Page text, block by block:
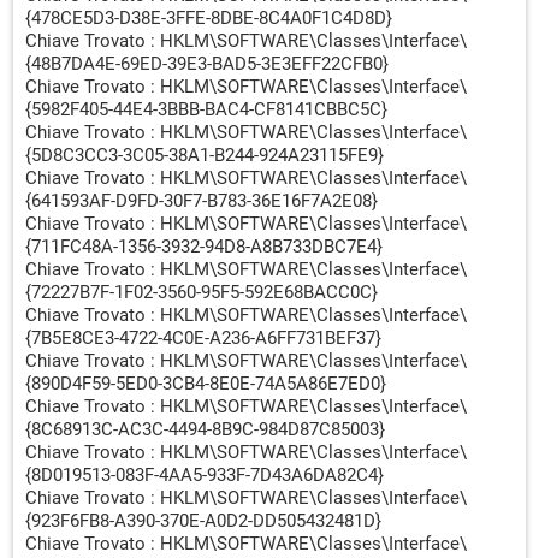
{478CE5D3-D38E-3FFE-8DBE-8C4A0F1C4D8D}
Chiave Trovato : HKLM\SOFTWARE\Classes\Interface\
{48B7DA4E-69ED-39E3-BAD5-3E3EFF22CFB0}
Chiave Trovato : HKLM\SOFTWARE\Classes\Interface\
{5982F405-44E4-3BBB-BAC4-CF8141CBBC5C}
Chiave Trovato : HKLM\SOFTWARE\Classes\Interface\
{5D8C3CC3-3C05-38A1-B244-924A23115FE9}
Chiave Trovato : HKLM\SOFTWARE\Classes\Interface\
{641593AF-D9FD-30F7-B783-36E16F7A2E08}
Chiave Trovato : HKLM\SOFTWARE\Classes\Interface\
{711FC48A-1356-3932-94D8-A8B733DBC7E4}
Chiave Trovato : HKLM\SOFTWARE\Classes\Interface\
{72227B7F-1F02-3560-95F5-592E68BACC0C}
Chiave Trovato : HKLM\SOFTWARE\Classes\Interface\
{7B5E8CE3-4722-4C0E-A236-A6FF731BEF37}
Chiave Trovato : HKLM\SOFTWARE\Classes\Interface\
{890D4F59-5ED0-3CB4-8E0E-74A5A86E7ED0}
Chiave Trovato : HKLM\SOFTWARE\Classes\Interface\
{8C68913C-AC3C-4494-8B9C-984D87C85003}
Chiave Trovato : HKLM\SOFTWARE\Classes\Interface\
{8D019513-083F-4AA5-933F-7D43A6DA82C4}
Chiave Trovato : HKLM\SOFTWARE\Classes\Interface\
{923F6FB8-A390-370E-A0D2-DD505432481D}
Chiave Trovato : HKLM\SOFTWARE\Classes\Interface\